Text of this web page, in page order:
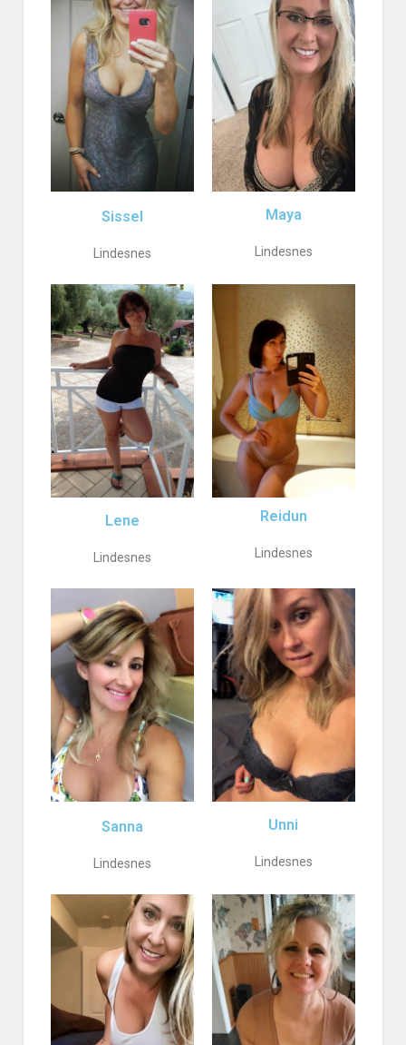
Sissel
Lindesnes
Maya
Lindesnes
Lene
Lindesnes
Reidun
Lindesnes
Sanna
Lindesnes
Unni
Lindesnes